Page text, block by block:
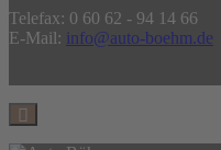
Telefax: 0 60 62 - 94 14 66
E-Mail: info@auto-boehm.de